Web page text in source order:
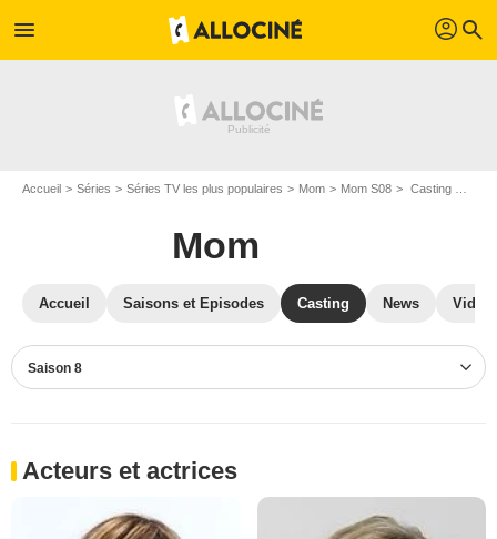
menu profil search
Accueil Séries Séries TV les plus populaires Mom Mom S08 Casting Mom S08
Mom
Accueil Saisons et Episodes Casting News
Saison 8
Acteurs et actrices